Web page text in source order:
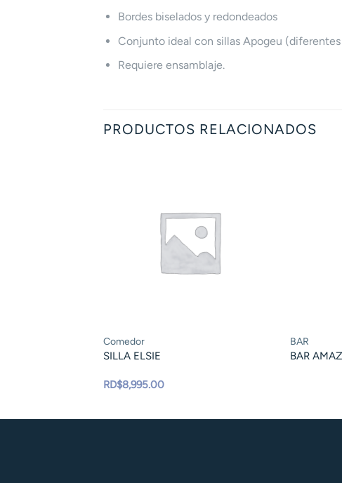
Bordes biselados y redondeados
Conjunto ideal con sillas Apogeu
Requiere ensamblaje.
PRODUCTOS RELACIONADOS
Comedor
SILLA ELSIE
RD$8,995.00
BAR
BAR